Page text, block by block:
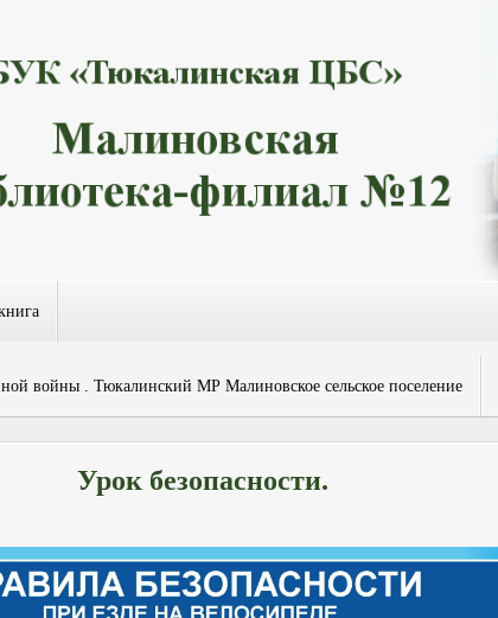
войны . Тюкалинский МР Малиновское сельское поселение
Урок безопасности.